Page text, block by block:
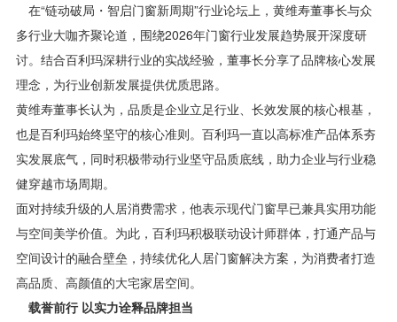
在“链动破局・智启门窗新周期”行业论坛上，黄维寿董事长与众
多行业大咖齐聚论道，围绕2026年门窗行业发展趋势展开深度研
讨。结合百利玛深耕行业的实战经验，董事长分享了品牌核心发展
理念，为行业创新发展提供优质思路。
黄维寿董事长认为，品质是企业立足行业、长效发展的核心根基，
也是百利玛始终坚守的核心准则。百利玛一直以高标准产品体系夯
实发展底气，同时积极带动行业坚守品质底线，助力企业与行业稳
健穿越市场周期。
面对持续升级的人居消费需求，他表示现代门窗早已兼具实用功能
与空间美学价值。为此，百利玛积极联动设计师群体，打通产品与
空间设计的融合壁垒，持续优化人居门窗解决方案，为消费者打造
高品质、高颜值的大宅家居空间。
载誉前行 以实力诠释品牌担当